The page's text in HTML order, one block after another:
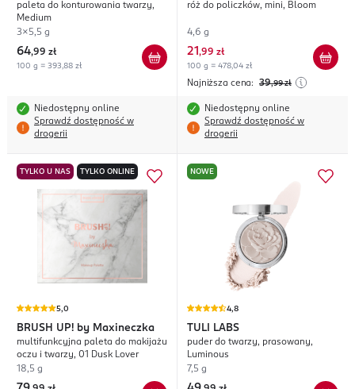
Luminous
paleta do konturowania twarzy,
Medium
3x5,5 g
64,99 zł
100 g = 393,88 zł
Niedostępny online
Sprawdź dostępność w
drogerii
róż do policzków, mini, Bloom
4,6 g
21 ,99 zł
100 g = 478,04 zł
Najniższa cena: 39,99 zł
Niedostępny online
Sprawdź dostępność w
drogerii
TYLKO U NAS TYLKO ONLINE
5,0
BRUSH UP! by Maxineczka
multifunkcyjna paleta do makijażu
oczu i twarzy, 01 Dusk Lover
18,5 g
NOWE
4,8
TULI LABS
puder do twarzy, prasowany,
Luminous
7,5 g